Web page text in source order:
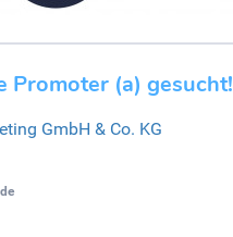
Promoter (a) gesucht!
GmbH & Co. KG